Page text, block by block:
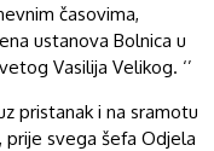
časovima,
ustanova Bolnica u
Vasilija Velikog. ‘’
pristanak i na sramotu
svega šefa Odjela